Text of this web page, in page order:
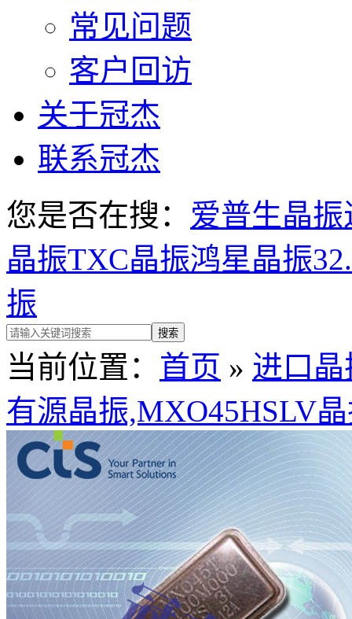
常见问题
客户回访
关于冠杰
联系冠杰
您是否在搜： 爱普生晶振
晶振TXC晶振鸿星晶振
振
当前位置： 首页 » 进口晶
有源晶振,MXO45HSLV